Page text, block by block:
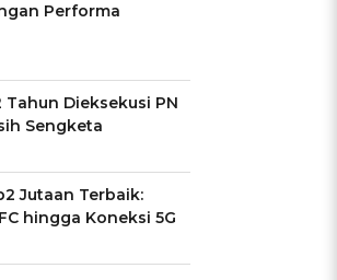
Performa
Tahun Dieksekusi PN
Sengketa
Jutaan Terbaik:
hingga Koneksi 5G